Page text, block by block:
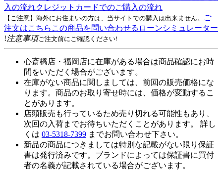
入の流れクレジットカードでのご購入の流れ
【ご注意】海外にお住まいの方は、当サイトでの購入は出来ません。
ご
注文はこちら この商品を問い合わせる ローンシミュレーター
!注意事項ご注文前にご確認ください!
心斎橋店・福岡店に在庫がある場合は商品確認にお時
間をいただく場合がございます。
在庫がない商品に関しましては、前回の販売価格にな
ります。商品のお取り寄せ時には、価格が変動するこ
とがあります。
店頭販売も行っているため売り切れる可能性もあり、
次回の入荷までお待ちいただくことがあります。 詳し
くは 03-5318-7399 までお問い合わせ下さい。
新品の商品につきましては特別な記載がない限り保証
書は発行済みです。ブランドによっては保証書に買付
者の名義が記載されている場合がございます。